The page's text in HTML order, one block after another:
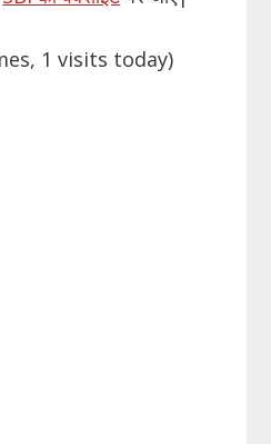
1 visits today)